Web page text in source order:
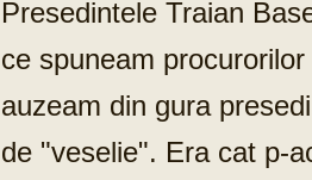
Presedintele Traian
ce spuneam
auzeam din gura
de "veselie". Era cat p-